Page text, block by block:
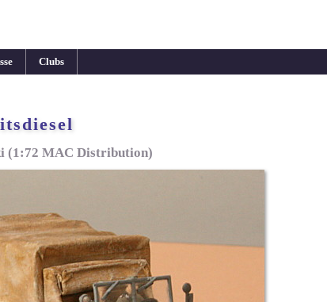
Clubs
(1:72 MAC Distribution)